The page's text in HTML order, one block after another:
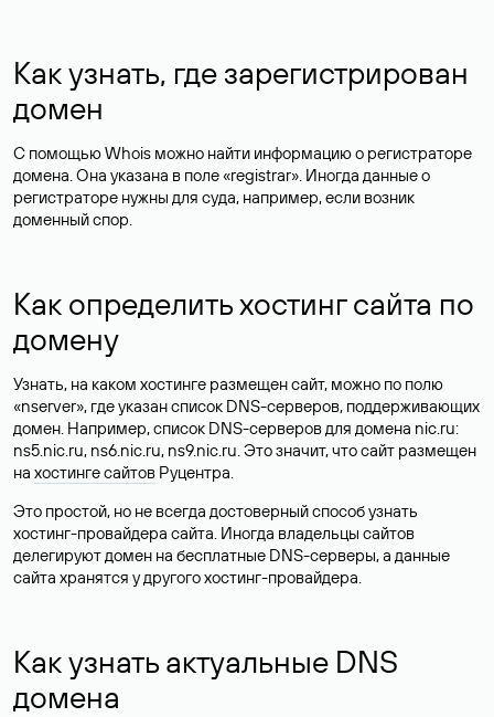
Как узнать, где зарегистрирован
домен
С помощью Whois можно найти информацию о регистраторе
домена. Она указана в поле «registrar». Иногда данные о
регистраторе нужны для суда, например, если возник
доменный спор.
Как определить хостинг сайта по
домену
Узнать, на каком хостинге размещен сайт, можно по полю
«nserver», где указан список DNS-серверов, поддерживающих
домен. Например, список DNS-серверов для домена nic.ru:
ns5.nic.ru, ns6.nic.ru, ns9.nic.ru. Это значит, что сайт размещен
на хостинге сайтов Руцентра.
Это простой, но не всегда достоверный способ узнать
хостинг-провайдера сайта. Иногда владельцы сайтов
делегируют домен на бесплатные DNS-серверы, а данные
сайта хранятся у другого хостинг-провайдера.
Как узнать актуальные DNS
домена